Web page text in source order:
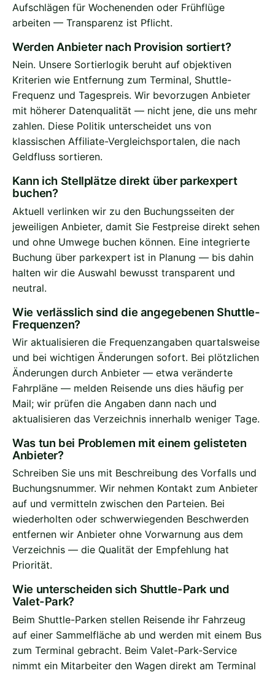
Aufschlägen für Wochenenden oder Frühflüge
arbeiten — Transparenz ist Pflicht.
Werden Anbieter nach Provision sortiert?
Nein. Unsere Sortierlogik beruht auf objektiven
Kriterien wie Entfernung zum Terminal, Shuttle-
Frequenz und Tagespreis. Wir bevorzugen Anbieter
mit höherer Datenqualität — nicht jene, die uns mehr
zahlen. Diese Politik unterscheidet uns von
klassischen Affiliate-Vergleichsportalen, die nach
Geldfluss sortieren.
Kann ich Stellplätze direkt über parkexpert
buchen?
Aktuell verlinken wir zu den Buchungsseiten der
jeweiligen Anbieter, damit Sie Festpreise direkt sehen
und ohne Umwege buchen können. Eine integrierte
Buchung über parkexpert ist in Planung — bis dahin
halten wir die Auswahl bewusst transparent und
neutral.
Wie verlässlich sind die angegebenen Shuttle-
Frequenzen?
Wir aktualisieren die Frequenzangaben quartalsweise
und bei wichtigen Änderungen sofort. Bei plötzlichen
Änderungen durch Anbieter — etwa veränderte
Fahrpläne — melden Reisende uns dies häufig per
Mail; wir prüfen die Angaben dann nach und
aktualisieren das Verzeichnis innerhalb weniger Tage.
Was tun bei Problemen mit einem gelisteten
Anbieter?
Schreiben Sie uns mit Beschreibung des Vorfalls und
Buchungsnummer. Wir nehmen Kontakt zum Anbieter
auf und vermitteln zwischen den Parteien. Bei
wiederholten oder schwerwiegenden Beschwerden
entfernen wir Anbieter ohne Vorwarnung aus dem
Verzeichnis — die Qualität der Empfehlung hat
Priorität.
Wie unterscheiden sich Shuttle-Park und
Valet-Park?
Beim Shuttle-Parken stellen Reisende ihr Fahrzeug
auf einer Sammelfläche ab und werden mit einem Bus
zum Terminal gebracht. Beim Valet-Park-Service
nimmt ein Mitarbeiter den Wagen direkt am Terminal